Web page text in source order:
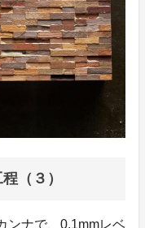
（３）
ンナで、0.1mmレベ